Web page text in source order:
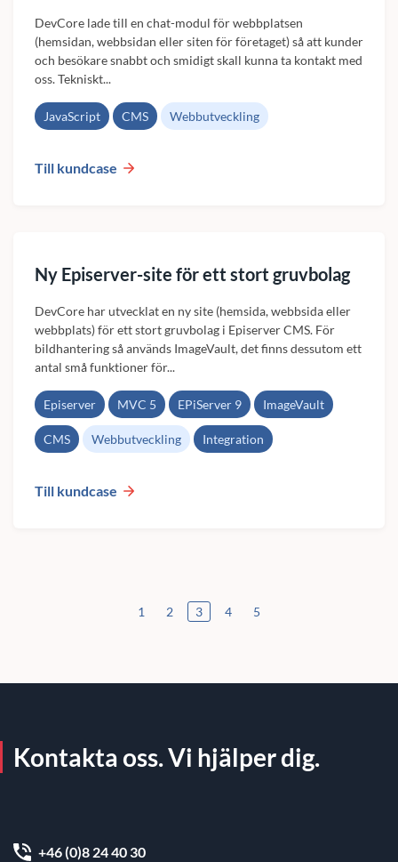
DevCore lade till en chat-modul för webbplatsen
(hemsidan, webbsidan eller siten för företaget) så att kunder
och besökare snabbt och smidigt skall kunna ta kontakt med
oss. Tekniskt...
JavaScript CMS Webbutveckling
Till kundcase
Ny Episerver-site för ett stort gruvbolag
DevCore har utvecklat en ny site (hemsida, webbsida eller
webbplats) för ett stort gruvbolag i Episerver CMS. För
bildhantering så används ImageVault, det finns dessutom ett
antal små funktioner för...
Episerver MVC 5 EPiServer 9 ImageVault
CMS Webbutveckling Integration
Till kundcase
1 2 3 4 5
Kontakta oss. Vi hjälper dig.
+46 (0)8 24 40 30